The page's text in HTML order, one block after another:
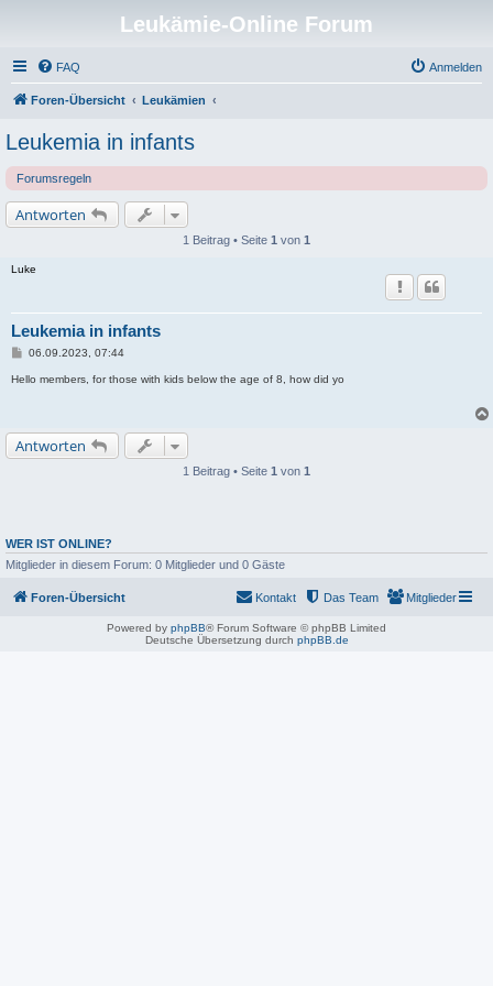
Leukämie-Online Forum
FAQ Anmelden
Foren-Übersicht Leukämien
Leukemia in infants
Forumsregeln
Antworten
1 Beitrag • Seite 1 von 1
Luke
Leukemia in infants
B
i
g
06.09.2023, 07:44
Hello members, for those with kids below the age of 8, how did yo
Antworten
1 Beitrag • Seite 1 von 1
WER IST ONLINE?
Mitglieder in diesem Forum: 0 Mitglieder und 0 Gäste
Foren-Übersicht Mitglieder
Das Team
Kontakt
Powered by phpBB® Forum Software © phpBB Limited
Deutsche Übersetzung durch phpBB.de